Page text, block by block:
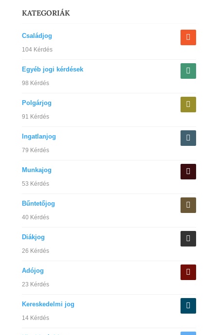
KATEGORIÁK
Családjog
104 Kérdés
Egyéb jogi kérdések
98 Kérdés
Polgárjog
91 Kérdés
Ingatlanjog
79 Kérdés
Munkajog
53 Kérdés
Bűntetőjog
40 Kérdés
Diákjog
26 Kérdés
Adójog
23 Kérdés
Kereskedelmi jog
14 Kérdés